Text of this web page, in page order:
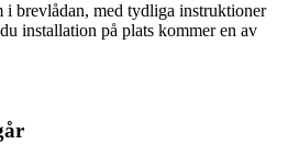
i brevlådan, med tydliga instruktioner
installation på plats kommer en av